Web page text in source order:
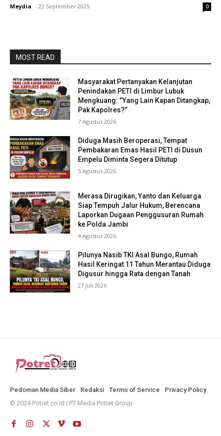
Meydia - 22 September 2025 0
MOST READ
Masyarakat Pertanyakan Kelanjutan
Penindakan PETI di Limbur Lubuk
Mengkuang: “Yang Lain Kapan Ditangkap,
Pak Kapolres?”
7 Agustus 2026
Diduga Masih Beroperasi, Tempat
Pembakaran Emas Hasil PETI di Dusun
Empelu Diminta Segera Ditutup
5 Agustus 2026
Merasa Dirugikan, Yanto dan Keluarga
Siap Tempuh Jalur Hukum, Berencana
Laporkan Dugaan Penggusuran Rumah
ke Polda Jambi
4 Agustus 2026
Pilunya Nasib TKI Asal Bungo, Rumah
Hasil Keringat 11 Tahun Merantau Diduga
Digusur hingga Rata dengan Tanah
27 Juli 2026
Pedoman Media Siber Redaksi Terms of Service
Privacy Policy
© 2024 Potret.co.id | PT Media Potret Group